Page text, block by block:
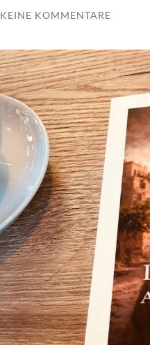
KEINE KOMMENTARE